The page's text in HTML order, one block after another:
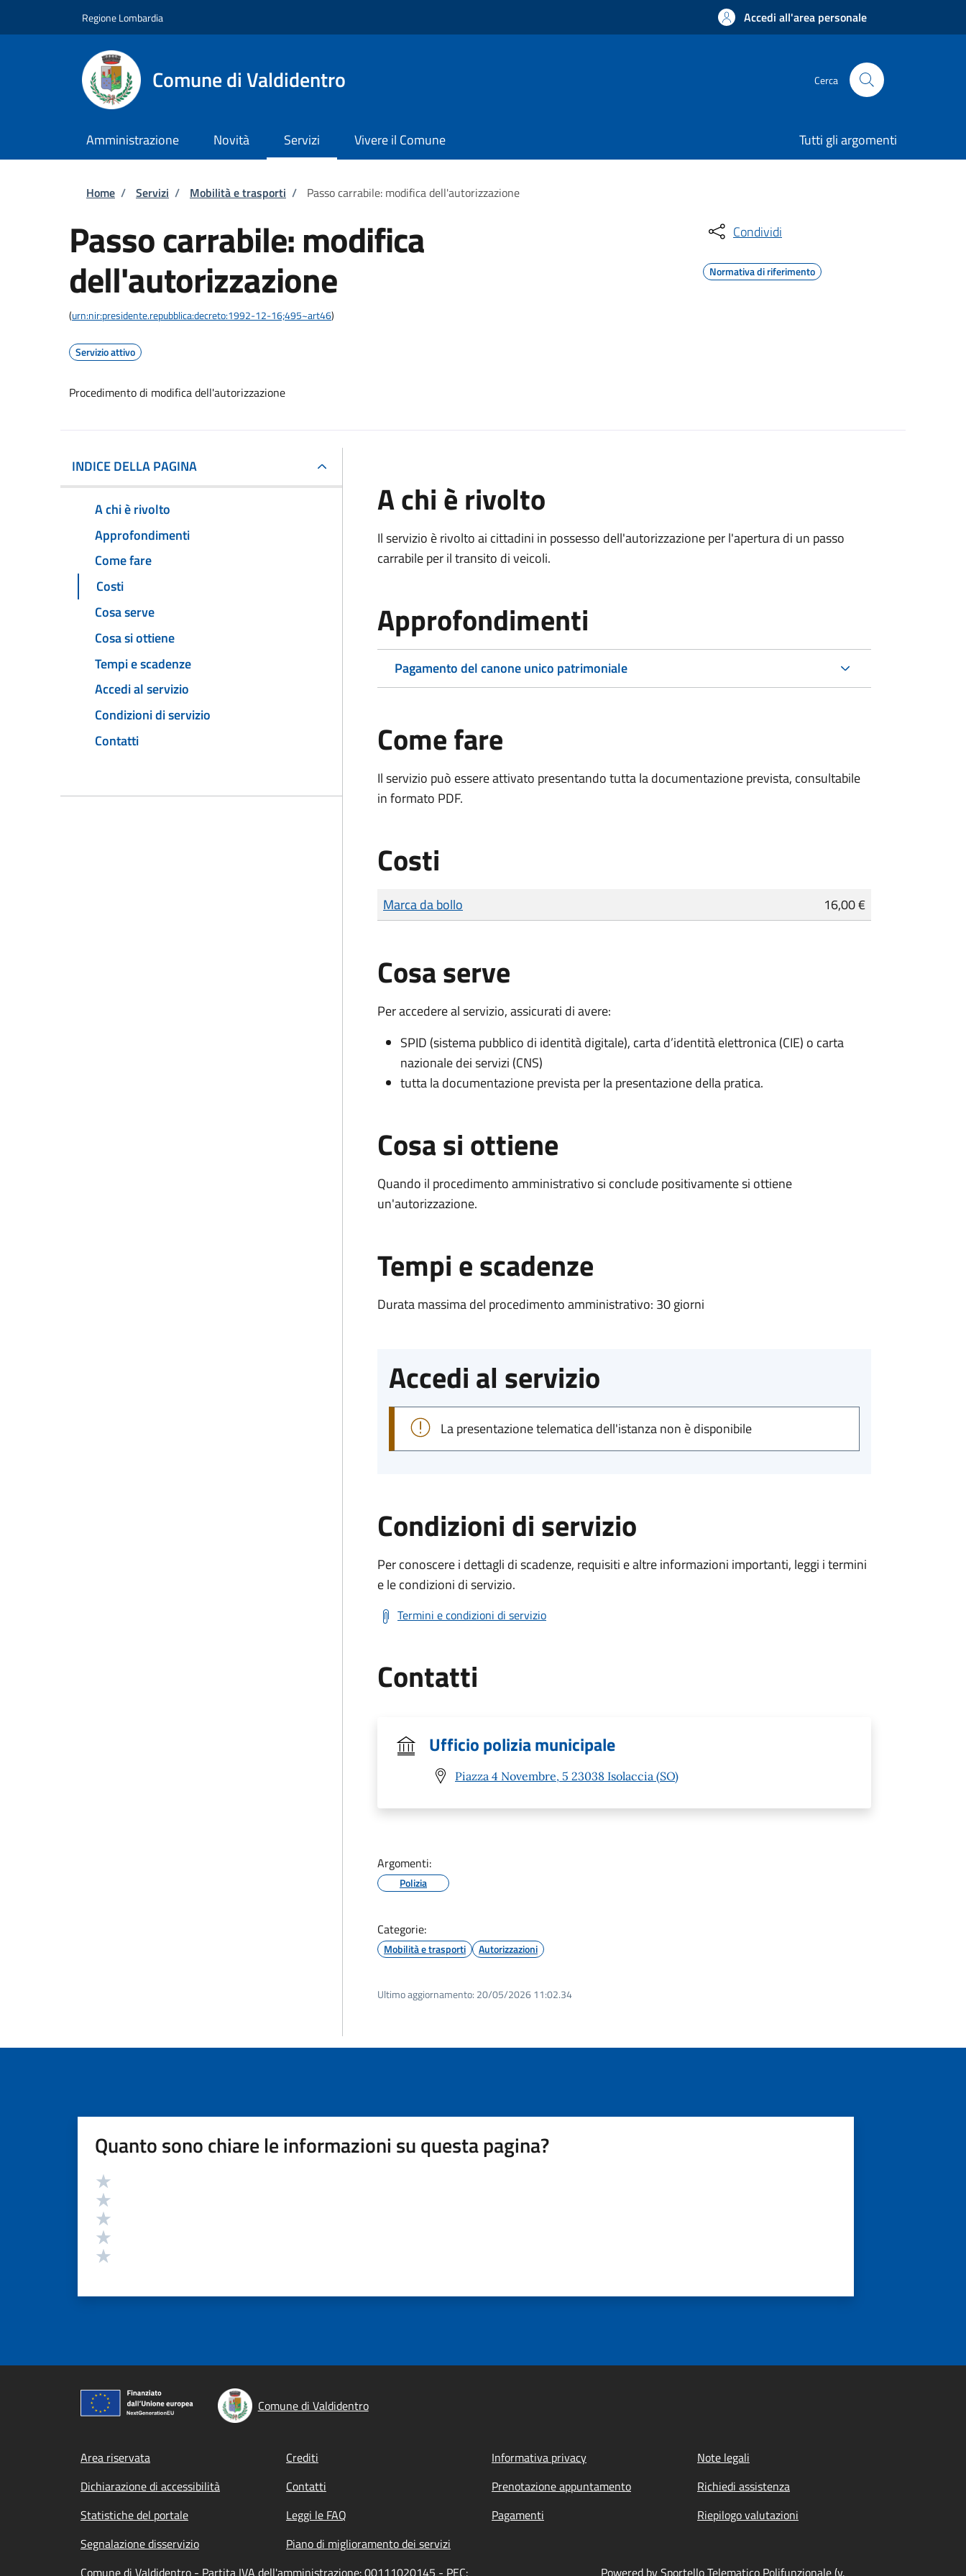
Regione Lombardia Accedi all'area personale
Comune di Valdidentro Cerca
Amministrazione Novità Servizi Vivere il Comune Tutti gli argomenti
Briciole di pane
Home / Servizi / Mobilità e trasporti / Passo carrabile: modifica dell'autorizzazione
Passo carrabile: modifica
dell'autorizzazione
(urn:nir:presidente.repubblica:decreto:1992-12-16;495~art46)
Servizio attivo
Procedimento di modifica dell'autorizzazione
Condividi
Normativa di riferimento
INDICE DELLA PAGINA
A chi è rivolto
Approfondimenti
Come fare
Costi
Cosa serve
Cosa si ottiene
Tempi e scadenze
Accedi al servizio
Condizioni di servizio
Contatti
A chi è rivolto
Il servizio è rivolto ai cittadini in possesso dell'autorizzazione per l'apertura di un passo
carrabile per il transito di veicoli.
Approfondimenti
Pagamento del canone unico patrimoniale
Come fare
Il servizio può essere attivato presentando tutta la documentazione prevista, consultabile
in formato PDF.
Costi
Tipo di pagamento
Importo
Marca da bollo 16,00 €
Cosa serve
Per accedere al servizio, assicurati di avere:
SPID (sistema pubblico di identità digitale), carta d’identità elettronica (CIE) o carta
nazionale dei servizi (CNS)
tutta la documentazione prevista per la presentazione della pratica.
Cosa si ottiene
Quando il procedimento amministrativo si conclude positivamente si ottiene
un'autorizzazione.
Tempi e scadenze
Durata massima del procedimento amministrativo: 30 giorni
Accedi al servizio
La presentazione telematica dell'istanza non è disponibile
Condizioni di servizio
Per conoscere i dettagli di scadenze, requisiti e altre informazioni importanti, leggi i termini
e le condizioni di servizio.
Termini e condizioni di servizio
Contatti
Ufficio polizia municipale
Piazza 4 Novembre, 5 23038 Isolaccia (SO)
Argomenti:
Polizia
Categorie:
Mobilità e trasporti Autorizzazioni
Ultimo aggiornamento: 20/05/2026 11:02.34
Quanto sono chiare le informazioni su questa pagina?
Valutazione
Comune di Valdidentro
Footer menu
Area riservata Crediti Informativa privacy
Note legali
Dichiarazione di accessibilità
Contatti Prenotazione appuntamento
Richiedi assistenza
Statistiche del portale
Leggi le FAQ Pagamenti
Riepilogo valutazioni
Segnalazione disservizio
Piano di miglioramento dei servizi
Comune di Valdidentro - Partita IVA dell'amministrazione: 00111020145 - PEC:
Powered by Sportello Telematico Polifunzionale (v.